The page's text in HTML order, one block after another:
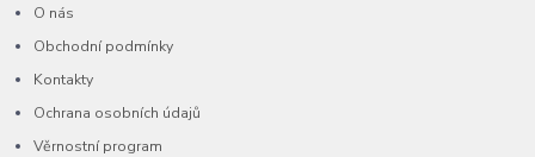
O nás
Obchodní podmínky
Kontakty
Ochrana osobních údajů
Věrnostní program